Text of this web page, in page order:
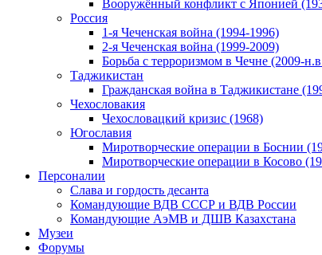
Вооружённый конфликт с Японией
Россия
1-я Чеченская война (1994-1996)
2-я Чеченская война (1999-2009)
Борьба с терроризмом в Чечне (2009-
Таджикистан
Гражданская война в Таджикистане
Чехословакия
Чехословацкий кризис (1968)
Югославия
Миротворческие операции в Боснии
Миротворческие операции в Косово
Персоналии
Слава и гордость десанта
Командующие ВДВ СССР и ВДВ России
Командующие АэМВ и ДШВ Казахстана
Музеи
Форумы